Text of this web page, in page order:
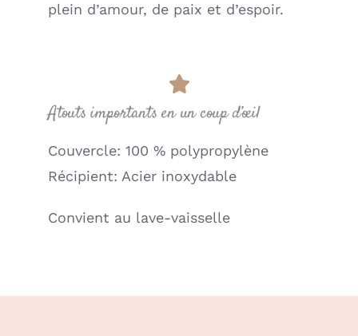
plein d’amour, de paix et d’espoir.
Atouts importants en un coup d’œil
Couvercle: 100 % polypropylène
Récipient: Acier inoxydable
Convient au lave-vaisselle